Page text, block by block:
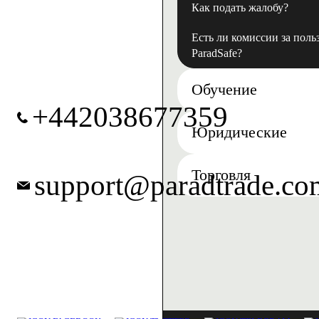
+442038677359
Как подать жалобу?
Есть ли комиссии за
ParadSafe?
Обучение
Юридические
Торговля